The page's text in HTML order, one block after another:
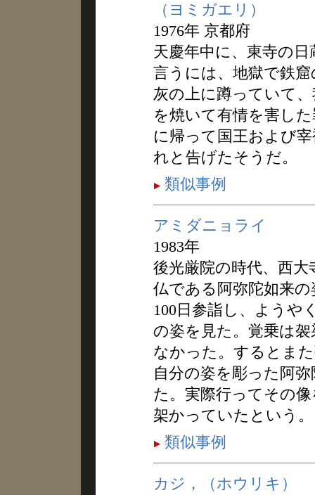
（ヨミガエリ）
1976年 京都府
天慶年中に、東寺の
言うには、地獄で鉄
灰の上に蹲っていて
を焼いて有情を害し
に帰って国王および
れと告げたそうだ。
類似事例
アミダニョライ
1983年
後光厳院の時代、西
仏である阿弥陀如来
100日参詣し、ようや
の姿を見た。覚乗は
なかった。するとま
自分の姿を彫った阿
た。実際行ってその
架かっていたという。
類似事例
カジ，（ホウリキ）